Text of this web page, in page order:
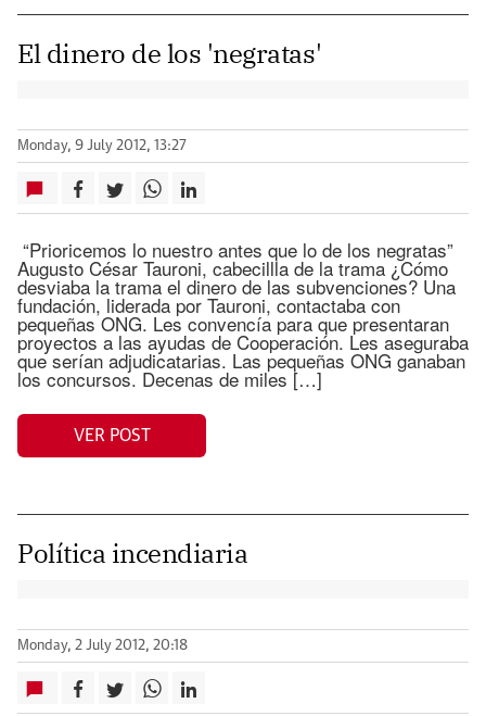
El dinero de los 'negratas'
Monday, 9 July 2012, 13:27
“Prioricemos lo nuestro antes que lo de los negratas”
Augusto César Tauroni, cabecillla de la trama ¿Cómo
desviaba la trama el dinero de las subvenciones? Una
fundación, liderada por Tauroni, contactaba con
pequeñas ONG. Les convencía para que presentaran
proyectos a las ayudas de Cooperación. Les aseguraba
que serían adjudicatarias. Las pequeñas ONG ganaban
los concursos. Decenas de miles […]
VER POST
Política incendiaria
Monday, 2 July 2012, 20:18